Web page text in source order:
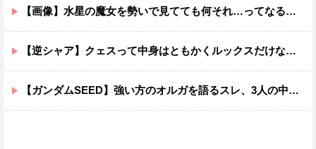
【画像】水星の魔女を勢いで見てても何それ…ってなる部分ｗｗｗｗｗｗｗｗ
【逆シャア】クェスって中身はともかくルックスだけなら最高だな
【ガンダムSEED】強い方のオルガを語るスレ、3人の中でも強化は一番されてない方